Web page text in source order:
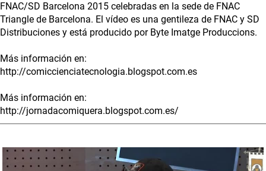
FNAC/SD Barcelona 2015 celebradas en la sede de FNAC
Triangle de Barcelona. El vídeo es una gentileza de FNAC y SD
Distribuciones y está producido por Byte Imatge Produccions.
Más información en:
http://comiccienciatecnologia.blogspot.com.es
Más información en:
http://jornadacomiquera.blogspot.com.es/